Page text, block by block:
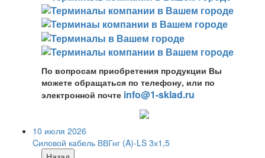
По вопросам приобретения продукции Вы
можете обращаться по телефону, или по
электронной почте info@1-sklad.ru
10 июля 2026
Cиловой кабель ВВГнг (A)-LS 3х1,5